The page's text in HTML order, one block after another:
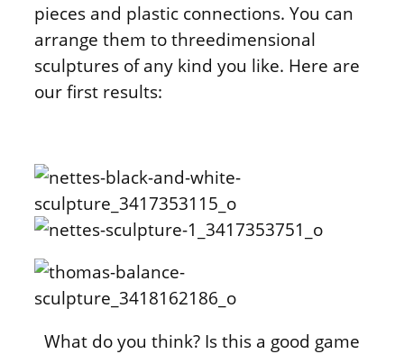
pieces and plastic connections. You can
arrange them to threedimensional
sculptures of any kind you like. Here are
our first results:
What do you think? Is this a good game